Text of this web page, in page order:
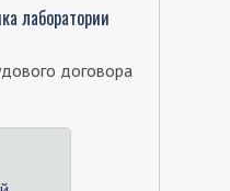
лаборатории
договора